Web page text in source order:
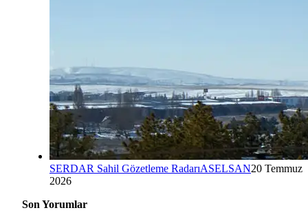
SERDAR Sahil Gözetleme RadarıASELSAN20 Temmuz
2026
Son Yorumlar